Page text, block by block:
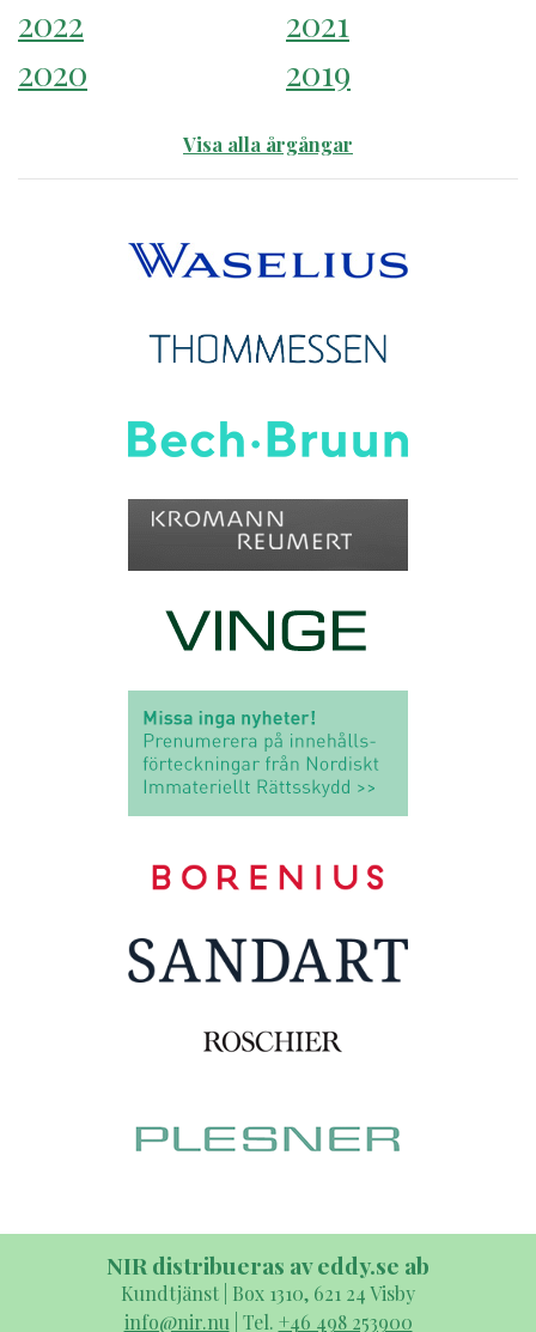
2022
2021
2020
2019
Visa alla årgångar
NIR distribueras av eddy.se ab
Kundtjänst | Box 1310, 621 24 Visby
info@nir.nu | Tel. +46 498 253900